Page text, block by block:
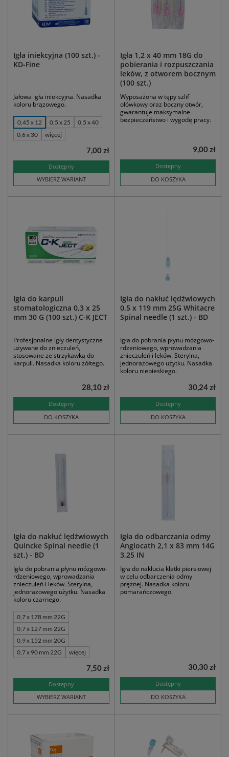
Igła iniekcyjna (100 szt.) -
KD-Fine
Jałowa igła iniekcyjna. Nasadka
koloru brązowego.
0,45 x 12 0,5 x 25
0,5 x 40
0,6 x 30
więcej
Dostępny
WYBIERZ WARIANT
7,00 zł
Igła 1,2 x 40 mm 18G do
pobierania i rozpuszczania
leków, z otworem bocznym
(100 szt.)
Wyposażona w tępy szlif
ołówkowy oraz boczny otwór,
gwarantuje maksymalne
bezpieczeństwo i wygodę pracy.
Dostępny
DO KOSZYKA
9,00 zł
Igła do karpuli
stomatologiczna 0,3 x 25
mm 30 G (100 szt.) C-K JECT
Profesjonalne igły dentystyczne
używane do znieczuleń,
stosowane ze strzykawką do
karpuli. Nasadka koloru żółtego.
Dostępny
DO KOSZYKA
28,10 zł
Igła do nakłuć lędźwiowych
0,5 x 119 mm 25G Whitacre
Spinal needle (1 szt.) - BD
Igła do pobrania płynu mózgowo-
rdzeniowego, wprowadzania
znieczuleń i leków. Sterylna,
jednorazowego użytku. Nasadka
koloru niebieskiego.
Dostępny
DO KOSZYKA
30,24 zł
Igła do nakłuć lędźwiowych
Quincke Spinal needle (1
szt.) - BD
Igła do pobrania płynu mózgowo-
rdzeniowego, wprowadzania
znieczuleń i leków. Sterylna,
jednorazowego użytku. Nasadka
koloru czarnego.
0,7 x 178 mm 22G
0,7 x 127 mm 22G
0,9 x 152 mm 20G
0,7 x 90 mm 22G
więcej
Dostępny
WYBIERZ WARIANT
7,50 zł
Igła do odbarczania odmy
Angiocath 2,1 x 83 mm 14G
3,25 IN
Igła do nakłucia klatki piersiowej
w celu odbarczenia odmy
prężnej. Nasadka koloru
pomarańczowego.
Dostępny
DO KOSZYKA
30,30 zł